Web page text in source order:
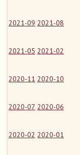
2021-09 2021-08
2021-05 2021-02
2020-11 2020-10
2020-07 2020-06
2020-02 2020-01